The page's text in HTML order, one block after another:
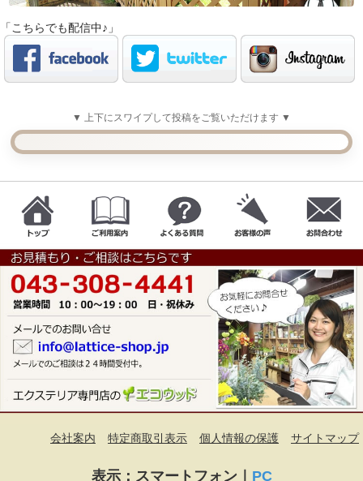
「こちらでも配信中♪」
▼ 上下にスワイプして投稿をご覧いただけます ▼
サイトマップ
個人情報の保護
特定商取引表示
会社案内
表示：スマートフォン｜ PC